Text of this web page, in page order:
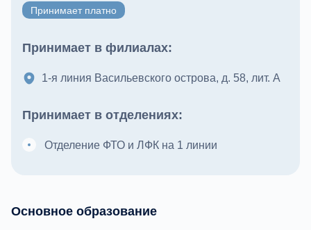
Принимает в филиалах:
1-я линия Васильевского острова, д. 58, лит. А
Принимает в отделениях:
Отделение ФТО и ЛФК на 1 линии
Принимает платно
Основное образование